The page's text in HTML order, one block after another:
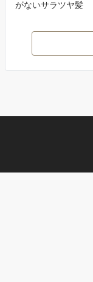
がないサラツヤ髪